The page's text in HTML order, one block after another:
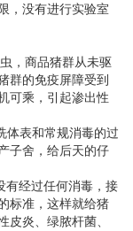
，没有进行实验室
，商品猪群从未驱
群的免疫屏障受到
可乘，引起渗出性
表和常规消毒的过
子舍，给后天的仔
经过任何消毒，接
标准，这样就给猪
皮炎、绿脓杆菌、